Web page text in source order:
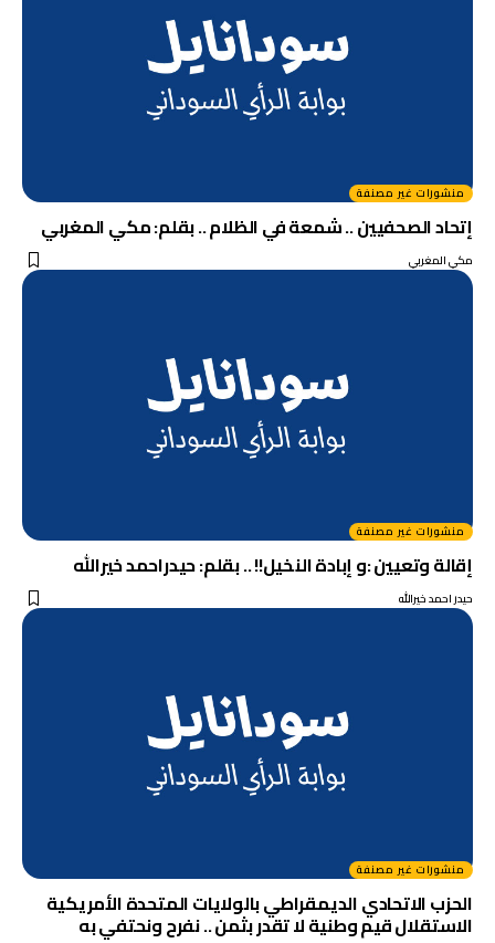
منشورات غير مصنفة
إتحاد الصحفيين .. شمعة في الظلام .. بقلم: مكي المغربي
مكي المغربي
منشورات غير مصنفة
إقالة وتعيين :و إبادة النخيل!! .. بقلم: حيدراحمد خيرالله
حيدر احمد خيرالله
منشورات غير مصنفة
الحزب الاتحادي الديمقراطي بالولايات المتحدة الأمريكية
الاستقلال قيم وطنية لا تقدر بثمن .. نفرح ونحتفي به